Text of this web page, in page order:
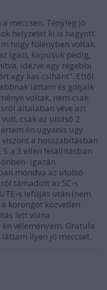
meccsen. Tényleg jó
helyzetet ki is hagyott.
hogy fölényben voltak.
igazi, kapusuk pedig,
idézve egy régebbi
egy kas csihánt". Ettől
láttam és góljaik
voltak, nem csak
általában véve azt
csak az utolsó 2
én ugyanis ugy
a hosszabításban
5 a 3 ellen felállításban
igazán
mondva az utolsó
támadott az SC-s
s lefújás után (nem
korongot közvetlen
lett volna
véleményem. Gratula
ilyen jó meccset.